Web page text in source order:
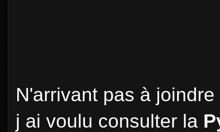
N'arrivant pas à
j ai voulu consulter la